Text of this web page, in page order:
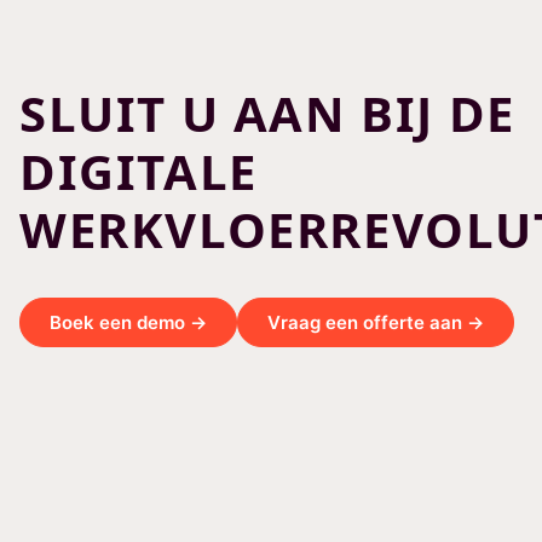
SLUIT U AAN BIJ DE
DIGITALE
Boek een demo → Vraag een offerte aan →